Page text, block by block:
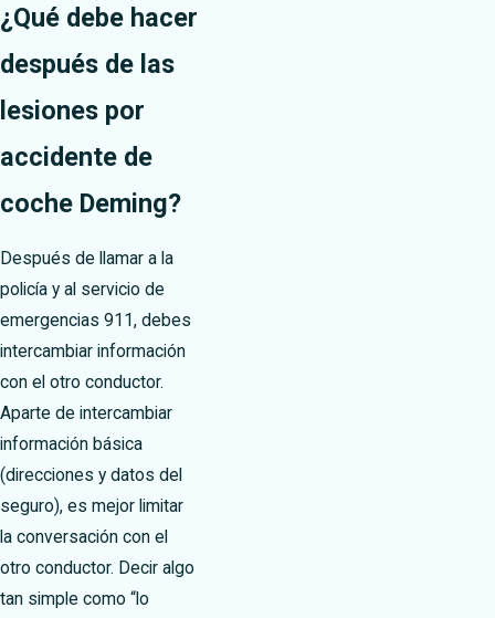
¿Qué debe hacer
después de las
lesiones por
accidente de
coche Deming?
Después de llamar a la
policía y al servicio de
emergencias 911, debes
intercambiar información
con el otro conductor.
Aparte de intercambiar
información básica
(direcciones y datos del
seguro), es mejor limitar
la conversación con el
otro conductor. Decir algo
tan simple como “lo